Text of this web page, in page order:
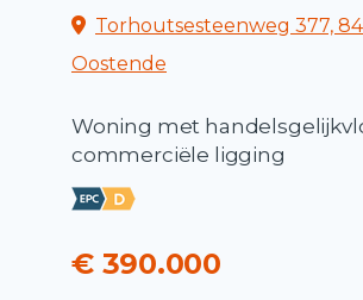
Torhoutsesteenweg 377,
Oostende
Woning met
commerciële ligging
€ 390.000